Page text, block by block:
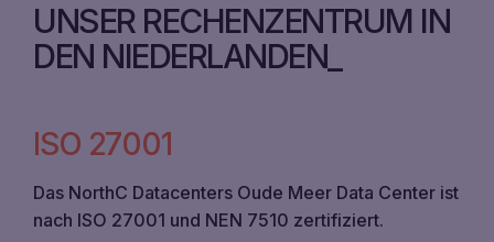
UNSER RECHENZENTRUM IN
DEN NIEDERLANDEN
ISO 27001
Das NorthC Datacenters Oude Meer Data Center ist
nach ISO 27001 und NEN 7510 zertifiziert.